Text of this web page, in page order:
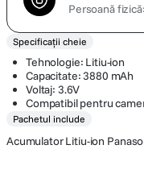
Persoană
Specificații cheie
Tehnologie: Litiu-ion
Capacitate: 3880 mAh
Voltaj: 3.6V
Compatibil pentru
Pachetul include
Acumulator Litiu-ion